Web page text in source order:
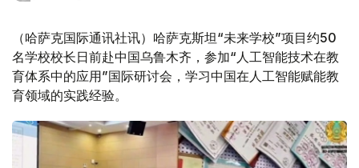
（哈萨克国际通讯社讯）哈萨克斯坦“未来学校”项目约50
名学校校长日前赴中国乌鲁木齐，参加“人工智能技术在教
育体系中的应用”国际研讨会，学习中国在人工智能赋能教
育领域的实践经验。